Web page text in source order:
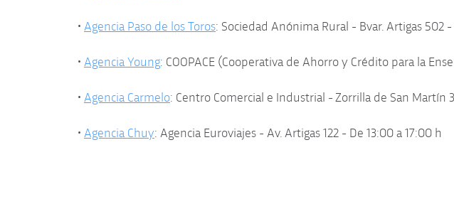
• Agencia Paso de los Toros: Sociedad Anónima Rural - Bvar. Artigas 502 -
• Agencia Young: COOPACE (Cooperativa de Ahorro y Crédito para la
• Agencia Carmelo: Centro Comercial e Industrial - Zorrilla de San Martín
• Agencia Chuy: Agencia Euroviajes - Av. Artigas 122 - De 13:00 a 17:00 h